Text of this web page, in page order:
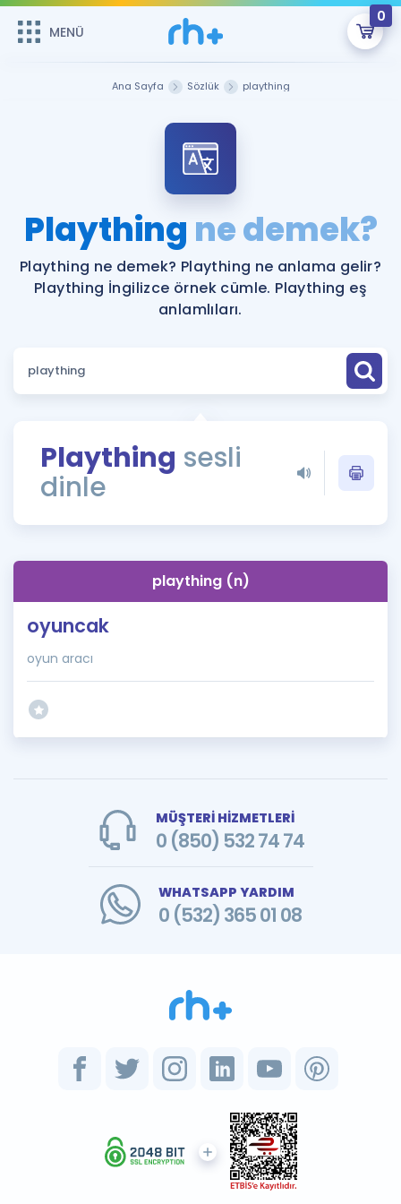
MENÜ
0
Şifremi Hatırlamıyorum
ÜYE DEĞİLİM
Sepetin Şu An Boş.
Remzi Hoca ile seni sınava hazırlayacak onlarca eğitim seni
bekliyor!
MENÜ
Katılımcı Görüşleri
Faydalı Araçlar
Sözlük
Rehberlik Aracı
ÖSYM Sınav Takvimi
İngilizce Gramer
Hakkımızda
Ana Sayfa Sözlük plaything
Plaything ne demek?
Plaything ne demek? Plaything ne anlama gelir?
Plaything İngilizce örnek cümle. Plaything eş
anlamlıları.
Plaything sesli
dinle
plaything (n)
oyuncak
oyun aracı
MÜŞTERİ HİZMETLERİ
0 (850) 532 74 74
WHATSAPP YARDIM
0 (532) 365 01 08